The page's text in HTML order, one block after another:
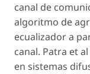
canal de
algoritmo de
ecualizador a
canal. Patra et
en sistemas